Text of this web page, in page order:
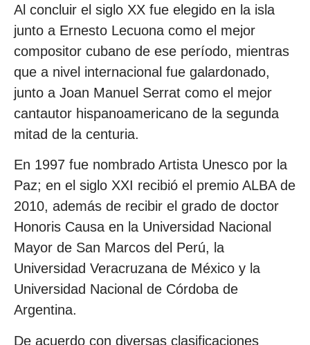
Al concluir el siglo XX fue elegido en la isla
junto a Ernesto Lecuona como el mejor
compositor cubano de ese período, mientras
que a nivel internacional fue galardonado,
junto a Joan Manuel Serrat como el mejor
cantautor hispanoamericano de la segunda
mitad de la centuria.
En 1997 fue nombrado Artista Unesco por la
Paz; en el siglo XXI recibió el premio ALBA de
2010, además de recibir el grado de doctor
Honoris Causa en la Universidad Nacional
Mayor de San Marcos del Perú, la
Universidad Veracruzana de México y la
Universidad Nacional de Córdoba de
Argentina.
De acuerdo con diversas clasificaciones